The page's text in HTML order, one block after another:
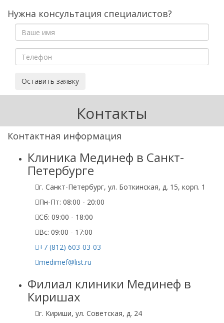
Нужна консультация специалистов?
Оставить заявку
Контакты
Контактная информация
Клиника Мединеф в Санкт-
Петербурге
г. Санкт-Петербург, ул. Боткинская, д. 15, корп. 1
Пн-Пт: 08:00 - 20:00
Cб: 09:00 - 18:00
Вс: 09:00 - 17:00
+7 (812) 603-03-03
medimef@list.ru
Филиал клиники Мединеф в
Киришах
г. Кириши, ул. Советская, д. 24